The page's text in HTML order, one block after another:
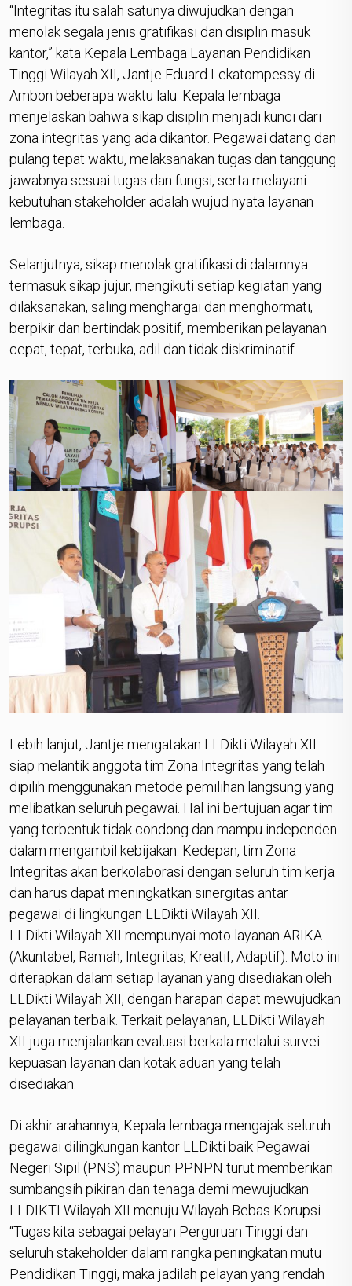
“Integritas itu salah satunya diwujudkan dengan
menolak segala jenis gratifikasi dan disiplin masuk
kantor,” kata Kepala Lembaga Layanan Pendidikan
Tinggi Wilayah XII, Jantje Eduard Lekatompessy di
Ambon beberapa waktu lalu. Kepala lembaga
menjelaskan bahwa sikap disiplin menjadi kunci dari
zona integritas yang ada dikantor. Pegawai datang dan
pulang tepat waktu, melaksanakan tugas dan tanggung
jawabnya sesuai tugas dan fungsi, serta melayani
kebutuhan stakeholder adalah wujud nyata layanan
lembaga.
Selanjutnya, sikap menolak gratifikasi di dalamnya
termasuk sikap jujur, mengikuti setiap kegiatan yang
dilaksanakan, saling menghargai dan menghormati,
berpikir dan bertindak positif, memberikan pelayanan
cepat, tepat, terbuka, adil dan tidak diskriminatif.
Lebih lanjut, Jantje mengatakan LLDikti Wilayah XII
siap melantik anggota tim Zona Integritas yang telah
dipilih menggunakan metode pemilihan langsung yang
melibatkan seluruh pegawai. Hal ini bertujuan agar tim
yang terbentuk tidak condong dan mampu independen
dalam mengambil kebijakan. Kedepan, tim Zona
Integritas akan berkolaborasi dengan seluruh tim kerja
dan harus dapat meningkatkan sinergitas antar
pegawai di lingkungan LLDikti Wilayah XII.
LLDikti Wilayah XII mempunyai moto layanan ARIKA
(Akuntabel, Ramah, Integritas, Kreatif, Adaptif). Moto ini
diterapkan dalam setiap layanan yang disediakan oleh
LLDikti Wilayah XII, dengan harapan dapat mewujudkan
pelayanan terbaik. Terkait pelayanan, LLDikti Wilayah
XII juga menjalankan evaluasi berkala melalui survei
kepuasan layanan dan kotak aduan yang telah
disediakan.
Di akhir arahannya, Kepala lembaga mengajak seluruh
pegawai dilingkungan kantor LLDikti baik Pegawai
Negeri Sipil (PNS) maupun PPNPN turut memberikan
sumbangsih pikiran dan tenaga demi mewujudkan
LLDIKTI Wilayah XII menuju Wilayah Bebas Korupsi.
“Tugas kita sebagai pelayan Perguruan Tinggi dan
seluruh stakeholder dalam rangka peningkatan mutu
Pendidikan Tinggi, maka jadilah pelayan yang rendah